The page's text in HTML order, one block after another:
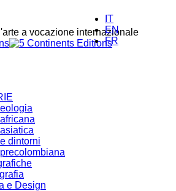
IT
EN
FR
a vocazione internazionale
dintorni
e Design